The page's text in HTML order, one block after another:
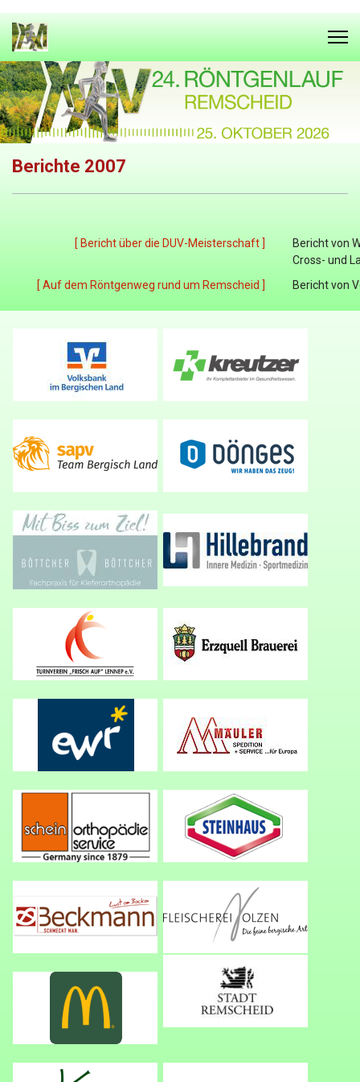
Berichte 2007
[ Bericht über die DUV-Meisterschaft ]
Bericht von
Cross- und
[ Auf dem Röntgenweg rund um Remscheid ]
Bericht von